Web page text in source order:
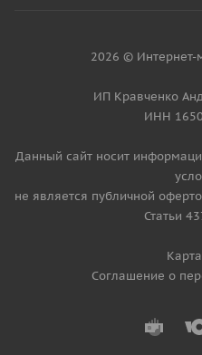
2026 © Интернет-
ИП Кравченко
ИНН
Данный сайт носит
не является публичной
Статьи
Соглашение о